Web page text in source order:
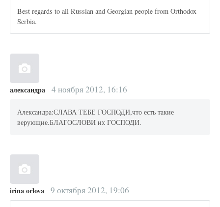
Best regards to all Russian and Georgian people from Orthodox
Serbia.
александра 4 ноября 2012, 16:16
Александра:СЛАВА ТЕБЕ ГОСПОДИ,что есть такие
верующие.БЛАГОСЛОВИ их ГОСПОДИ.
irina orlova 9 октября 2012, 19:06